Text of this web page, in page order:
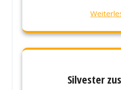
Silvester